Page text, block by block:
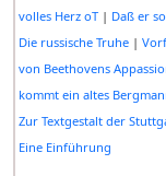
volles Herz oT| Daß er
Die russische Truhe|
von Beethovens
kommt ein altes
Zur Textgestalt der
Eine Einführung